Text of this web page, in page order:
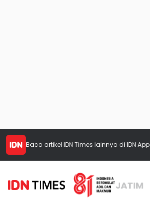
Baca artikel IDN Times lainnya di IDN App
JATIM